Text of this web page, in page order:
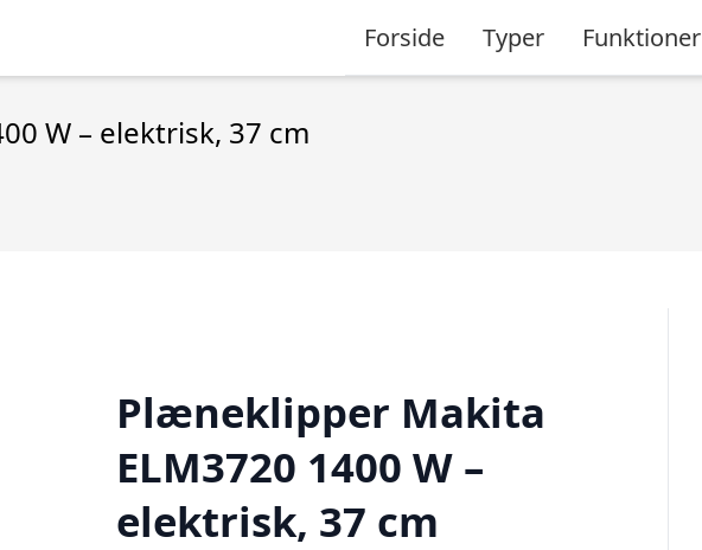
Forside Typer Funktioner
W – elektrisk, 37 cm
Plæneklipper Makita
ELM3720 1400 W –
elektrisk, 37 cm